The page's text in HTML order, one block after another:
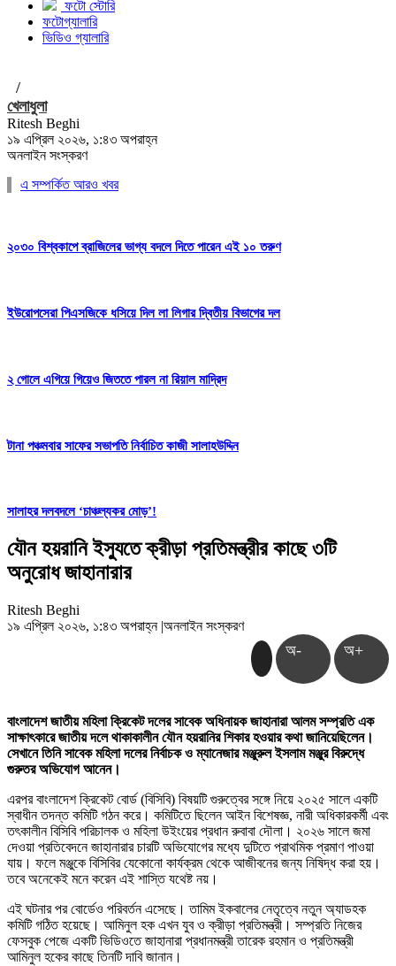
ফটো স্টোরি
ফটোগ্যালারি
ভিডিও গ্যালারি
/
খেলাধুলা
Ritesh Beghi
১৯ এপ্রিল ২০২৬, ১:৪৩ অপরাহ্ন
অনলাইন সংস্করণ
এ সম্পর্কিত আরও খবর
২০৩০ বিশ্বকাপে ব্রাজিলের ভাগ্য বদলে দিতে পারেন এই ১০ তরুণ
ইউরোপসেরা পিএসজিকে ধসিয়ে দিল লা লিগার দ্বিতীয় বিভাগের দল
২ গোলে এগিয়ে গিয়েও জিততে পারল না রিয়াল মাদ্রিদ
টানা পঞ্চমবার সাফের সভাপতি নির্বাচিত কাজী সালাহউদ্দিন
সালাহর দলবদলে ‘চাঞ্চল্যকর মোড়’!
যৌন হয়রানি ইস্যুতে ক্রীড়া প্রতিমন্ত্রীর কাছে ৩টি
অনুরোধ জাহানারার
Ritesh Beghi
১৯ এপ্রিল ২০২৬, ১:৪৩ অপরাহ্ন |অনলাইন সংস্করণ
অ- অ+
বাংলাদেশ জাতীয় মহিলা ক্রিকেট দলের সাবেক অধিনায়ক জাহানারা আলম সম্প্রতি এক
সাক্ষাৎকারে জাতীয় দলে থাকাকালীন যৌন হয়রানির শিকার হওয়ার কথা জানিয়েছিলেন।
সেখানে তিনি সাবেক মহিলা দলের নির্বাচক ও ম্যানেজার মঞ্জুরুল ইসলাম মঞ্জুর বিরুদ্ধে
গুরুতর অভিযোগ আনেন।
এরপর বাংলাদেশ ক্রিকেট বোর্ড (বিসিবি) বিষয়টি গুরুত্বের সঙ্গে নিয়ে ২০২৫ সালে একটি
স্বাধীন তদন্ত কমিটি গঠন করে। কমিটিতে ছিলেন আইন বিশেষজ্ঞ, নারী অধিকারকর্মী এবং
তৎকালীন বিসিবি পরিচালক ও মহিলা উইংয়ের প্রধান রুবাবা দৌলা। ২০২৬ সালে জমা
দেওয়া প্রতিবেদনে জাহানারার চারটি অভিযোগের মধ্যে দুটিতে প্রাথমিক প্রমাণ পাওয়া
যায়। ফলে মঞ্জুকে বিসিবির যেকোনো কার্যক্রম থেকে আজীবনের জন্য নিষিদ্ধ করা হয়।
তবে অনেকেই মনে করেন এই শাস্তি যথেষ্ট নয়।
এই ঘটনার পর বোর্ডেও পরিবর্তন এসেছে। তামিম ইকবালের নেতৃত্বে নতুন অ্যাডহক
কমিটি গঠিত হয়েছে। আমিনুল হক এখন যুব ও ক্রীড়া প্রতিমন্ত্রী। সম্প্রতি নিজের
ফেসবুক পেজে একটি ভিডিওতে জাহানারা প্রধানমন্ত্রী তারেক রহমান ও প্রতিমন্ত্রী
আমিনুল হকের কাছে তিনটি দাবি জানান।